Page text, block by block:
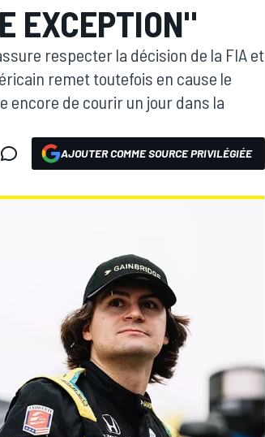
EXCEPTION"
respecter la décision de la FIA et
remet toutefois en cause le
encore de courir un jour dans la
AJOUTER COMME SOURCE PRIVILÉGIÉE